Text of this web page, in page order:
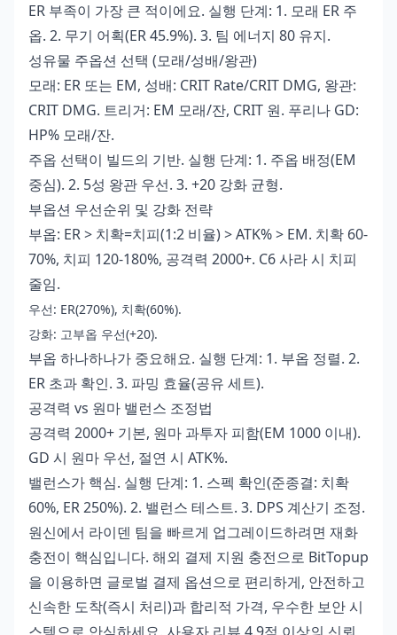
ER 부족이 가장 큰 적이에요. 실행 단계: 1. 모래 ER 주
옵. 2. 무기 어획(ER 45.9%). 3. 팀 에너지 80 유지.
성유물 주옵션 선택 (모래/성배/왕관)
모래: ER 또는 EM, 성배: CRIT Rate/CRIT DMG, 왕관:
CRIT DMG. 트리거: EM 모래/잔, CRIT 원. 푸리나 GD:
HP% 모래/잔.
주옵 선택이 빌드의 기반. 실행 단계: 1. 주옵 배정(EM
중심). 2. 5성 왕관 우선. 3. +20 강화 균형.
부옵션 우선순위 및 강화 전략
부옵: ER > 치확=치피(1:2 비율) > ATK% > EM. 치확 60-
70%, 치피 120-180%, 공격력 2000+. C6 사라 시 치피
줄임.
우선: ER(270%), 치확(60%).
강화: 고부옵 우선(+20).
부옵 하나하나가 중요해요. 실행 단계: 1. 부옵 정렬. 2.
ER 초과 확인. 3. 파밍 효율(공유 세트).
공격력 vs 원마 밸런스 조정법
공격력 2000+ 기본, 원마 과투자 피함(EM 1000 이내).
GD 시 원마 우선, 절연 시 ATK%.
밸런스가 핵심. 실행 단계: 1. 스펙 확인(준종결: 치확
60%, ER 250%). 2. 밸런스 테스트. 3. DPS 계산기 조정.
원신에서 라이덴 팀을 빠르게 업그레이드하려면 재화
충전이 핵심입니다. 해외 결제 지원 충전으로 BitTopup
을 이용하면 글로벌 결제 옵션으로 편리하게, 안전하고
신속한 도착(즉시 처리)과 합리적 가격, 우수한 보안 시